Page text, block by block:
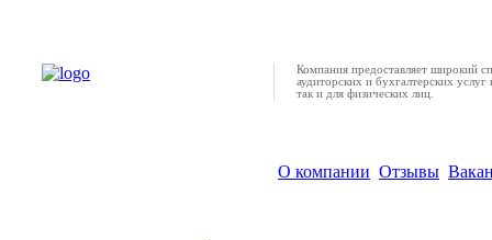
Компания предоставляет широкий
аудиторских и бухгалтерских услуг
так и для физических лиц.
О компании Отзывы